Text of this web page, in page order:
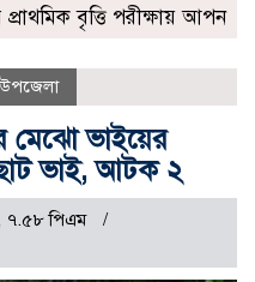
বৃত্তি পরীক্ষায় আপন দুই
উপজেলা
মেঝো ভাইয়ের
ভাই, আটক ২
৭.৫৮ পিএম